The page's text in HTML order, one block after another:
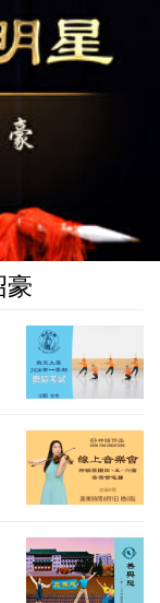
豪